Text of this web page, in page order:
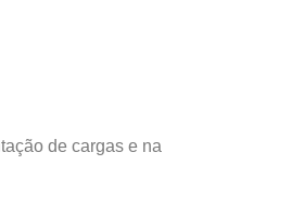
de cargas e na